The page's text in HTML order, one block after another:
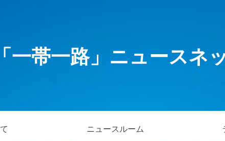
「一帯一路」ニュースネ
ニュースルーム